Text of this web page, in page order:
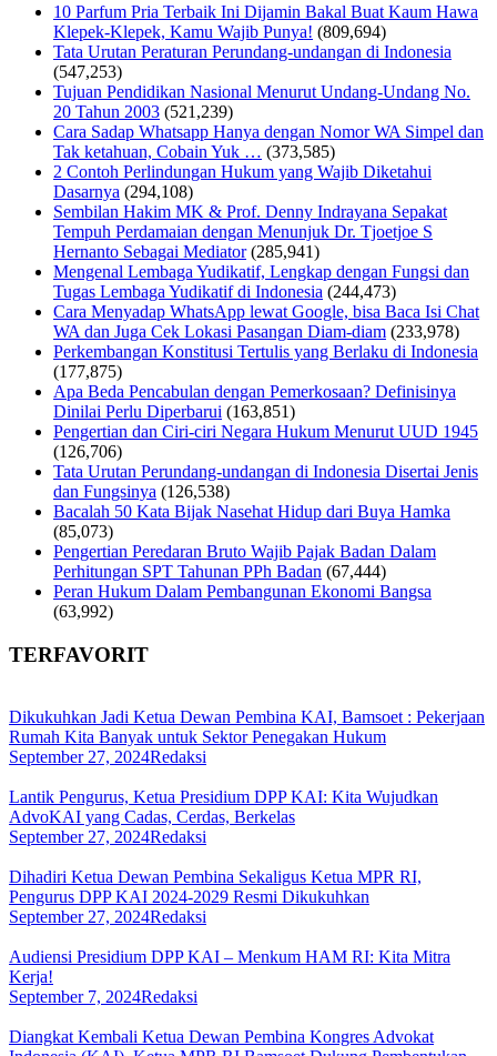
10 Parfum Pria Terbaik Ini Dijamin Bakal Buat Kaum Hawa
Klepek-Klepek, Kamu Wajib Punya! (809,694)
Tata Urutan Peraturan Perundang-undangan di Indonesia
(547,253)
Tujuan Pendidikan Nasional Menurut Undang-Undang No.
20 Tahun 2003 (521,239)
Cara Sadap Whatsapp Hanya dengan Nomor WA Simpel dan
Tak ketahuan, Cobain Yuk … (373,585)
2 Contoh Perlindungan Hukum yang Wajib Diketahui
Dasarnya (294,108)
Sembilan Hakim MK & Prof. Denny Indrayana Sepakat
Tempuh Perdamaian dengan Menunjuk Dr. Tjoetjoe S
Hernanto Sebagai Mediator (285,941)
Mengenal Lembaga Yudikatif, Lengkap dengan Fungsi dan
Tugas Lembaga Yudikatif di Indonesia (244,473)
Cara Menyadap WhatsApp lewat Google, bisa Baca Isi Chat
WA dan Juga Cek Lokasi Pasangan Diam-diam (233,978)
Perkembangan Konstitusi Tertulis yang Berlaku di Indonesia
(177,875)
Apa Beda Pencabulan dengan Pemerkosaan? Definisinya
Dinilai Perlu Diperbarui (163,851)
Pengertian dan Ciri-ciri Negara Hukum Menurut UUD 1945
(126,706)
Tata Urutan Perundang-undangan di Indonesia Disertai Jenis
dan Fungsinya (126,538)
Bacalah 50 Kata Bijak Nasehat Hidup dari Buya Hamka
(85,073)
Pengertian Peredaran Bruto Wajib Pajak Badan Dalam
Perhitungan SPT Tahunan PPh Badan (67,444)
Peran Hukum Dalam Pembangunan Ekonomi Bangsa
(63,992)
TERFAVORIT
Dikukuhkan Jadi Ketua Dewan Pembina KAI, Bamsoet : Pekerjaan
Rumah Kita Banyak untuk Sektor Penegakan Hukum
September 27, 2024Redaksi
Lantik Pengurus, Ketua Presidium DPP KAI: Kita Wujudkan
AdvoKAI yang Cadas, Cerdas, Berkelas
September 27, 2024Redaksi
Dihadiri Ketua Dewan Pembina Sekaligus Ketua MPR RI,
Pengurus DPP KAI 2024-2029 Resmi Dikukuhkan
September 27, 2024Redaksi
Audiensi Presidium DPP KAI – Menkum HAM RI: Kita Mitra
Kerja!
September 7, 2024Redaksi
Diangkat Kembali Ketua Dewan Pembina Kongres Advokat